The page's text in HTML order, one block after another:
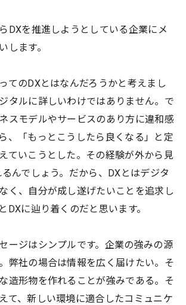
DXを推進しようとしている企業にメ
します。
てのDXとはなんだろうかと考えまし
タルに詳しいわけではありません。で
スモデルやサービスのあり方に違和感
、「もっとこうしたら良くなる」と定
ていこうとした。その経験が外から見
んでしょう。だから、DXとはデジタ
く、自分が成し遂げたいことを追求し
DXに辿り着くのだと思います。
ージはシンプルです。企業の強みの源
弊社の場合は情報を広く届けたい。そ
造形物を作れることが強みである。そ
て、新しい環境に適合したコミュニケ